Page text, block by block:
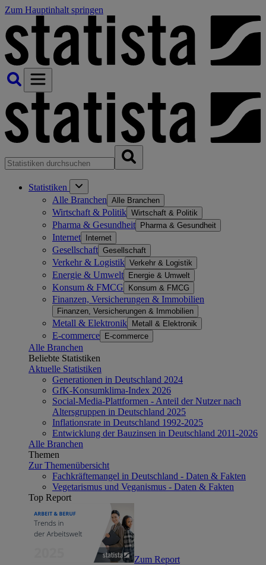
Zum Hauptinhalt springen
Statistiken
Alle Branchen Alle Branchen
Wirtschaft & Politik Wirtschaft & Politik
Pharma & Gesundheit Pharma & Gesundheit
Internet Internet
Gesellschaft Gesellschaft
Verkehr & Logistik Verkehr & Logistik
Energie & Umwelt Energie & Umwelt
Konsum & FMCG Konsum & FMCG
Finanzen, Versicherungen & Immobilien
Finanzen, Versicherungen & Immobilien
Metall & Elektronik Metall & Elektronik
E-commerce E-commerce
Alle Branchen
Beliebte Statistiken
Aktuelle Statistiken
Generationen in Deutschland 2024
GfK-Konsumklima-Index 2026
Social-Media-Plattformen - Anteil der Nutzer nach
Altersgruppen in Deutschland 2025
Inflationsrate in Deutschland 1992-2025
Entwicklung der Bauzinsen in Deutschland 2011-2026
Alle Branchen
Themen
Zur Themenübersicht
Fachkräftemangel in Deutschland - Daten & Fakten
Vegetarismus und Veganismus - Daten & Fakten
Top Report
Zum Report